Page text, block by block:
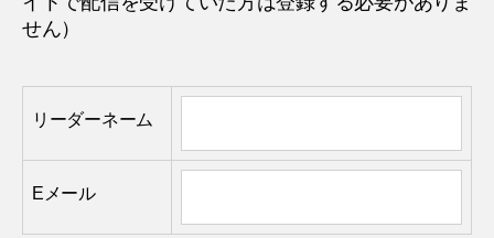
せん）
リーダーネーム
Eメール